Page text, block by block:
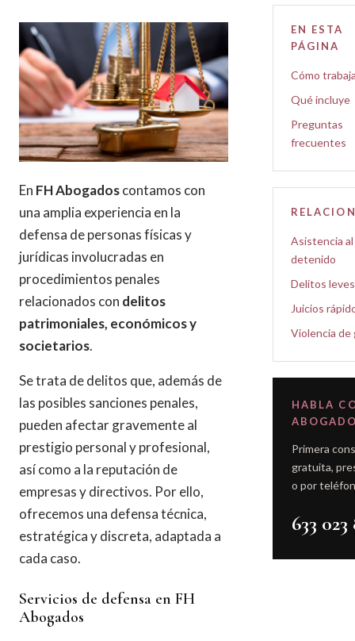
En FH Abogadoscontamos con
una amplia experiencia en la
defensa de personas físicas y
jurídicas involucradas en
procedimientos penales
relacionados con delitos
patrimoniales, económicos y
societarios.
Se trata de delitos que, además de
las posibles sanciones penales,
pueden afectar gravemente al
prestigio personal y profesional,
así como a la reputación de
empresas y directivos. Por ello,
ofrecemos una defensa técnica,
estratégica y discreta, adaptada a
cada caso.
Servicios de defensa en FH
Abogados
EN ESTA
PÁGINA
Cómo
Qué incluye
Preguntas
frecuentes
Asistencia al
detenido
Delitos leves
Juicios
Violencia de
HABLA
Primera
gratuita,
o por
633 023